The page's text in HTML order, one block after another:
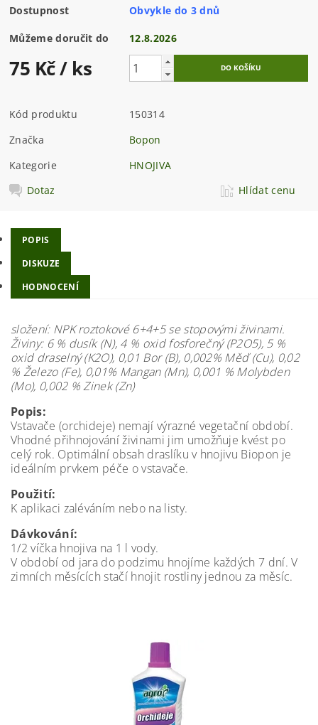
Dostupnost Obvykle do 3 dnů
Můžeme doručit do 12.8.2026
75 Kč/ ks
Kód produktu
150314
Značka
Bopon
Kategorie
HNOJIVA
Dotaz
Hlídat cenu
POPIS
DISKUZE
HODNOCENÍ
složení: NPK roztokové 6+4+5 se stopovými živinami.
Živiny: 6 % dusík (N), 4 % oxid fosforečný (P2O5), 5 %
oxid draselný (K2O), 0,01 Bor (B), 0,002% Měď (Cu), 0,02
% Železo (Fe), 0,01% Mangan (Mn), 0,001 % Molybden
(Mo), 0,002 % Zinek (Zn)
Popis:
Vstavače (orchideje) nemají výrazné vegetační období.
Vhodné přihnojování živinami jim umožňuje kvést po
celý rok. Optimální obsah draslíku v hnojivu Biopon je
ideálním prvkem péče o vstavače.
Použití:
K aplikaci zaléváním nebo na listy.
Dávkování:
1/2 víčka hnojiva na 1 l vody.
V období od jara do podzimu hnojíme každých 7 dní. V
zimních měsících stačí hnojit rostliny jednou za měsíc.